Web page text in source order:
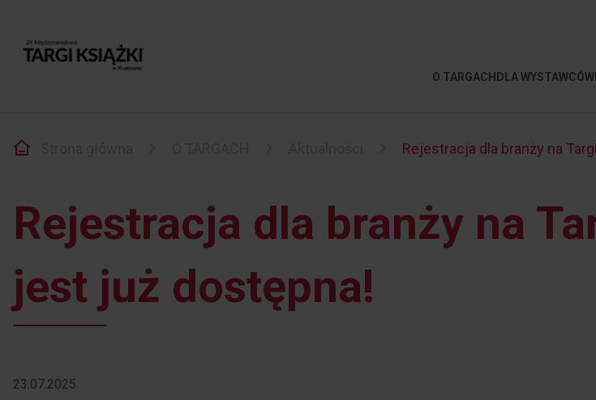
O TARGACH DLA WYSTAWCÓW
Rejestracja dla branży na
Rejestracja dla branży na
jest już dostępna!
23.07.2025